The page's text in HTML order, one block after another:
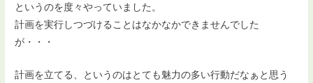
というのを度々やっていました。
計画を実行しつづけることはなかなかできませんでした
が・・・
計画を立てる、というのはとても魅力の多い行動だなぁと思う